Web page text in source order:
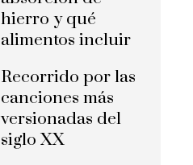
hierro y qué
alimentos incluir
Recorrido por las
canciones más
versionadas del
siglo XX